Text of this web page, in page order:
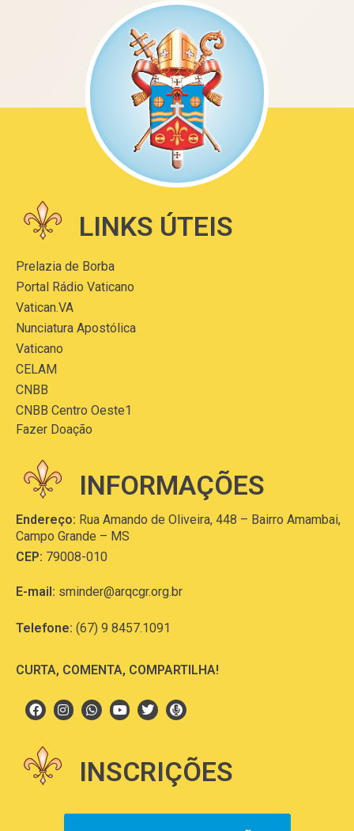
LINKS ÚTEIS
Prelazia de Borba
Portal Rádio Vaticano
Vatican.VA
Nunciatura Apostólica
Vaticano
CELAM
CNBB
CNBB Centro Oeste1
Fazer Doação
INFORMAÇÕES
Endereço: Rua Amando de Oliveira, 448 – Bairro Amambai,
Campo Grande – MS
CEP: 79008-010
E-mail: sminder@arqcgr.org.br
Telefone: (67) 9 8457.1091
CURTA, COMENTA, COMPARTILHA!
INSCRIÇÕES